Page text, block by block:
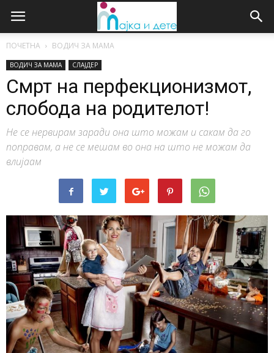
ПОЧЕТНА ВОДИЧ ЗА МАМА
ВОДИЧ ЗА МАМА СЛАЈДЕР
Смрт на перфекционизмот,
слобода на родителот!
Не се нервирам заради она што можам и сакам да го
поправам, а не се мешам во она на што не можам да
влијаам